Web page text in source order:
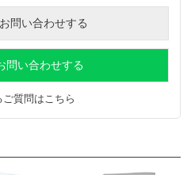
問い合わせする
問い合わせする
ご質問はこちら